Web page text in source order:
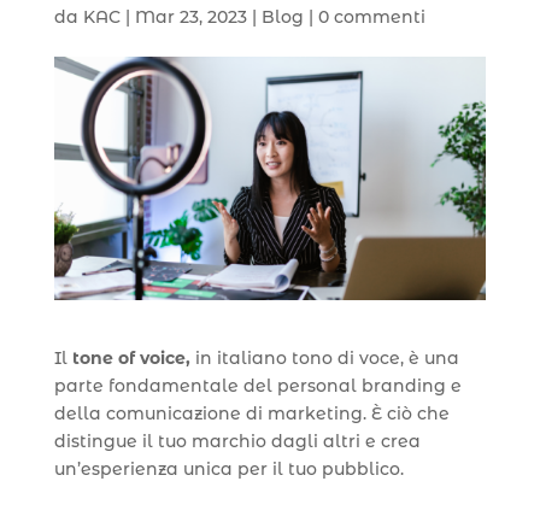
da KAC| Mar 23, 2023| Blog | 0 commenti
Il tone of voice, in italiano tono di voce, è una
parte fondamentale del personal branding e
della comunicazione di marketing. È ciò che
distingue il tuo marchio dagli altri e crea
un’esperienza unica per il tuo pubblico.